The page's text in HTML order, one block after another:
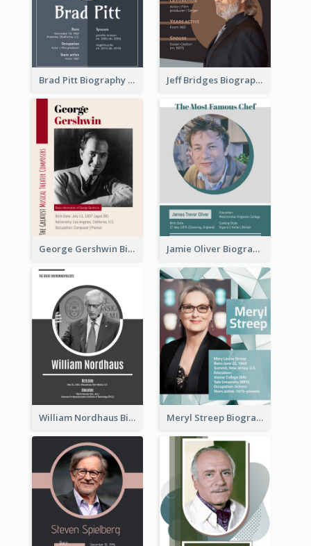
Brad Pitt Biography Jeff Bridges Biography
George Gershwin Biography Jamie Oliver Biography
William Nordhaus Biography Meryl Streep Biography